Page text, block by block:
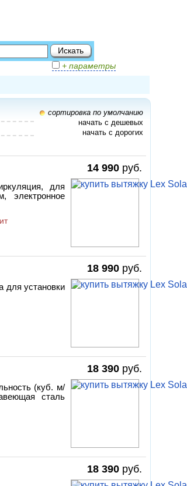
+ параметры
сортировка по умолчанию
начать с дешевых
начать с дорогих
14 990руб.
для
электронное
18 990руб.
для установки
18 390руб.
(куб. м/
сталь
18 390руб.